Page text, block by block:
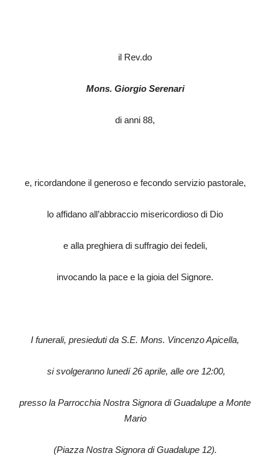
il Rev.do
Mons. Giorgio Serenari
di anni 88,
e, ricordandone il generoso e fecondo servizio pastorale,
lo affidano all’abbraccio misericordioso di Dio
e alla preghiera di suffragio dei fedeli,
invocando la pace e la gioia del Signore.
I funerali, presieduti da S.E. Mons. Vincenzo Apicella,
si svolgeranno lunedí 26 aprile, alle ore 12:00,
presso la Parrocchia Nostra Signora di Guadalupe a Monte
Mario
(Piazza Nostra Signora di Guadalupe 12).